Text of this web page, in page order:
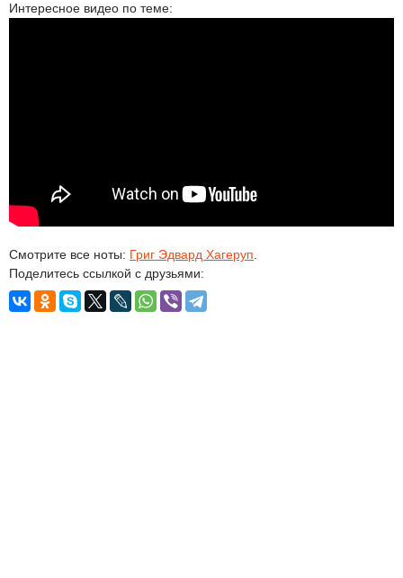
Интересное видео по теме:
Смотрите все ноты: Григ Эдвард Хагеруп
Поделитесь ссылкой с друзьями: